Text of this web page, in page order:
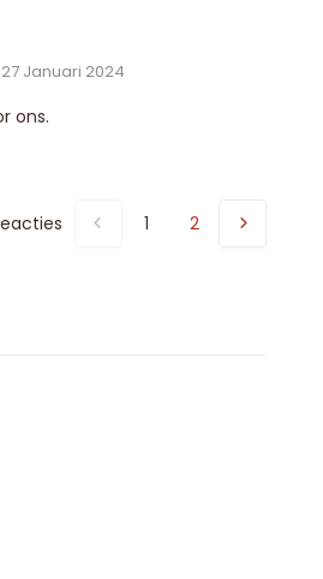
Januari 2024
ons.
1 2